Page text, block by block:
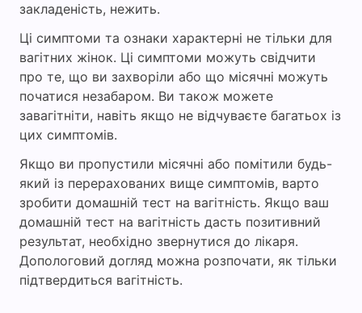
закладеність, нежить.
Ці симптоми та ознаки характерні не тільки для
вагітних жінок. Ці симптоми можуть свідчити
про те, що ви захворіли або що місячні можуть
початися незабаром. Ви також можете
завагітніти, навіть якщо не відчуваєте багатьох із
цих симптомів.
Якщо ви пропустили місячні або помітили будь-
який із перерахованих вище симптомів, варто
зробити домашній тест на вагітність. Якщо ваш
домашній тест на вагітність дасть позитивний
результат, необхідно звернутися до лікаря.
Допологовий догляд можна розпочати, як тільки
підтвердиться вагітність.